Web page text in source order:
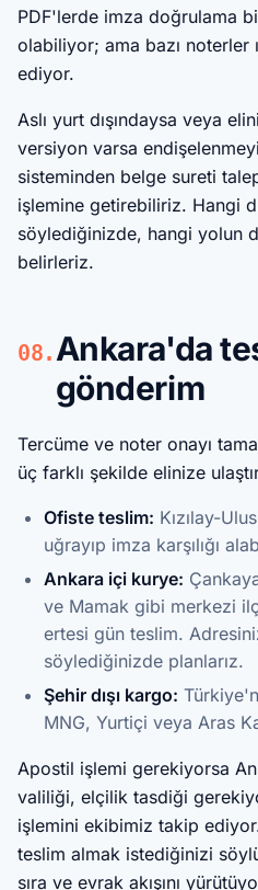
PDF'lerde imza doğrulama
olabiliyor; ama bazı noterler
ediyor.
Aslı yurt dışındaysa veya
versiyon varsa
sisteminden belge sureti
işlemine getirebiliriz. Hangi
söylediğinizde, hangi yolun
belirleriz.
08. Ankara'da
gönderim
Tercüme ve noter onayı
üç farklı şekilde elinize
Ofiste teslim: Kızılay-
uğrayıp imza karşılığı
Ankara içi kurye:
ve Mamak gibi merkezi
ertesi gün teslim.
söylediğinizde planlarız.
Şehir dışı kargo:
MNG, Yurtiçi veya Aras
Apostil işlemi gerekiyorsa
valiliği, elçilik tasdiği
işlemini ekibimiz takip
teslim almak istediğinizi
sıra ve evrak akışını